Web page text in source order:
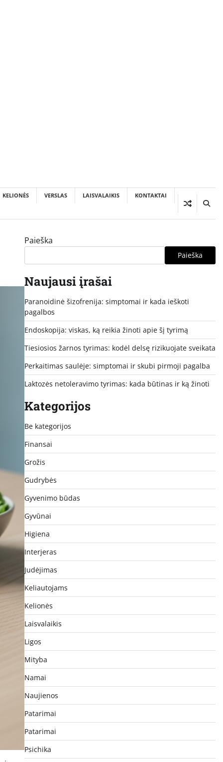
KELIONĖS VERSLAS LAISVALAIKIS KONTAKTAI
Paieška
Paieška
Naujausi įrašai
Paranoidinė šizofrenija: simptomai ir kada ieškoti
pagalbos
Endoskopija: viskas, ką reikia žinoti apie šį tyrimą
Tiesiosios žarnos tyrimas: kodėl delsę rizikuojate sveikata
Perkaitimas saulėje: simptomai ir skubi pirmoji pagalba
Laktozės netoleravimo tyrimas: kada būtinas ir ką žinoti
Kategorijos
Be kategorijos
Finansai
Grožis
Gudrybės
Gyvenimo būdas
Gyvūnai
Higiena
Interjeras
Judėjimas
Keliautojams
Kelionės
Laisvalaikis
Ligos
Mityba
Namai
Naujienos
Patarimai
Patarimai
Psichika